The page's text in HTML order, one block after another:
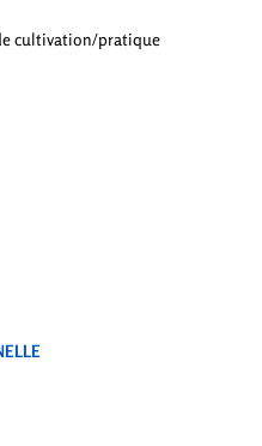
cultivation/pratique